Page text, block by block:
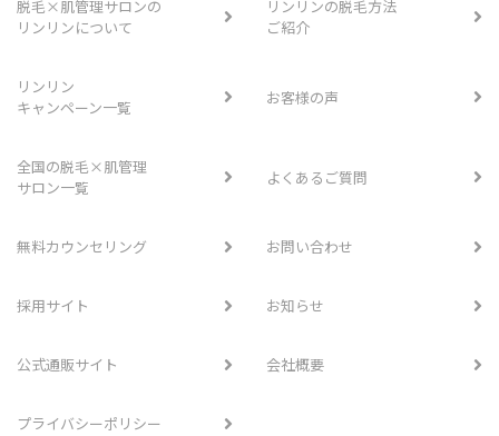
脱毛×肌管理サロンの
リンリンについて
リンリンの脱毛方法
ご紹介
リンリン
キャンペーン一覧
お客様の声
全国の脱毛×肌管理
サロン一覧
よくあるご質問
無料カウンセリング お問い合わせ
採用サイト お知らせ
公式通販サイト 会社概要
プライバシーポリシー